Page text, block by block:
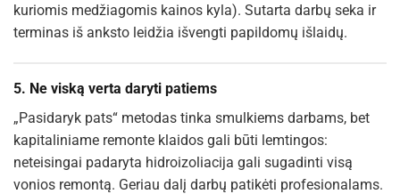
kuriomis medžiagomis kainos kyla). Sutarta darbų seka ir
terminas iš anksto leidžia išvengti papildomų išlaidų.
5. Ne viską verta daryti patiems
„Pasidaryk pats“ metodas tinka smulkiems darbams, bet
kapitaliniame remonte klaidos gali būti lemtingos:
neteisingai padaryta hidroizoliacija gali sugadinti visą
vonios remontą. Geriau dalį darbų patikėti profesionalams.